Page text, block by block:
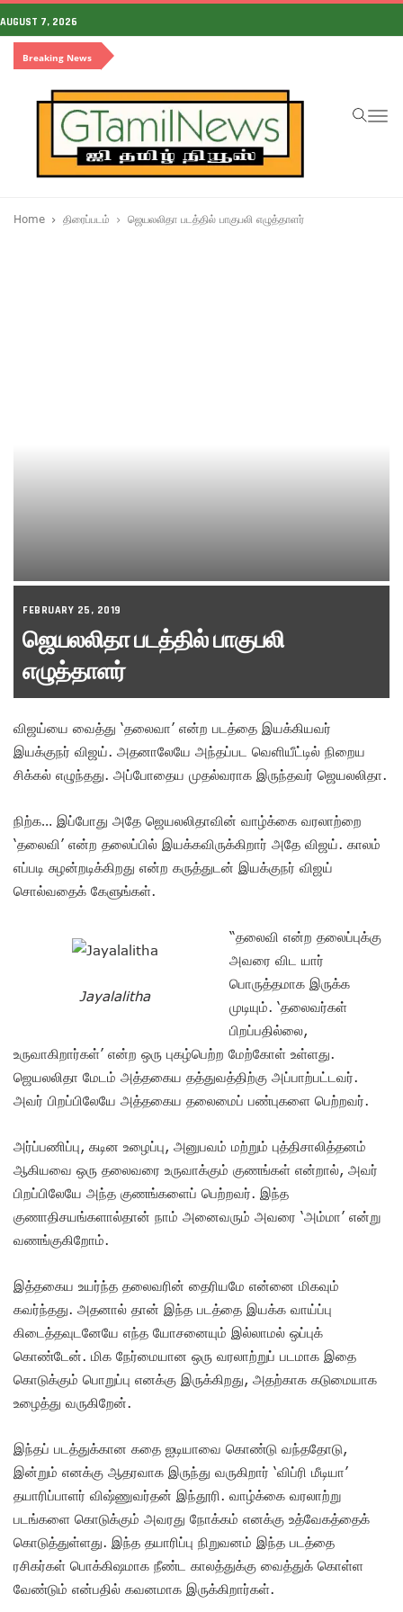
AUGUST 7, 2026
Breaking News
Home திரைப்படம் ஜெயலலிதா படத்தில் பாகுபலி எழுத்தாளர்
FEBRUARY 25, 2019
ஜெயலலிதா படத்தில் பாகுபலி
எழுத்தாளர்
விஜய்யை வைத்து ‘தலைவா’ என்ற படத்தை இயக்கியவர்
இயக்குநர் விஜய். அதனாலேயே அந்தப்பட வெளியீட்டில் நிறைய
சிக்கல் எழுந்தது. அப்போதைய முதல்வராக இருந்தவர் ஜெயலலிதா.
நிற்க… இப்போது அதே ஜெயலலிதாவின் வாழ்க்கை வரலாற்றை
‘தலைவி’ என்ற தலைப்பில் இயக்கவிருக்கிறார் அதே விஜய். காலம்
எப்படி சுழன்றடிக்கிறது என்ற கருத்துடன் இயக்குநர் விஜய்
சொல்வதைக் கேளுங்கள்.
Jayalalitha
“தலைவி என்ற தலைப்புக்கு
அவரை விட யார்
பொருத்தமாக இருக்க
முடியும். ‘தலைவர்கள்
பிறப்பதில்லை,
உருவாகிறார்கள்’ என்ற ஒரு புகழ்பெற்ற மேற்கோள் உள்ளது.
ஜெயலலிதா மேடம் அத்தகைய தத்துவத்திற்கு அப்பாற்பட்டவர்.
அவர் பிறப்பிலேயே அத்தகைய தலைமைப் பண்புகளை பெற்றவர்.
அர்ப்பணிப்பு, கடின உழைப்பு, அனுபவம் மற்றும் புத்திசாலித்தனம்
ஆகியவை ஒரு தலைவரை உருவாக்கும் குணங்கள் என்றால், அவர்
பிறப்பிலேயே அந்த குணங்களைப் பெற்றவர். இந்த
குணாதிசயங்களால்தான் நாம் அனைவரும் அவரை ‘அம்மா’ என்று
வணங்குகிறோம்.
இத்தகைய உயர்ந்த தலைவரின் தைரியமே என்னை மிகவும்
கவர்ந்தது. அதனால் தான் இந்த படத்தை இயக்க வாய்ப்பு
கிடைத்தவுடனேயே எந்த யோசனையும் இல்லாமல் ஒப்புக்
கொண்டேன். மிக நேர்மையான ஒரு வரலாற்றுப் படமாக இதை
கொடுக்கும் பொறுப்பு எனக்கு இருக்கிறது, அதற்காக கடுமையாக
உழைத்து வருகிறேன்.
இந்தப் படத்துக்கான கதை ஐடியாவை கொண்டு வந்ததோடு,
இன்றும் எனக்கு ஆதரவாக இருந்து வருகிறார் ‘விப்ரி மீடியா’
தயாரிப்பாளர் விஷ்ணுவர்தன் இந்தூரி. வாழ்க்கை வரலாற்று
படங்களை கொடுக்கும் அவரது நோக்கம் எனக்கு உத்வேகத்தைக்
கொடுத்துள்ளது. இந்த தயாரிப்பு நிறுவனம் இந்த படத்தை
ரசிகர்கள் பொக்கிஷமாக நீண்ட காலத்துக்கு வைத்துக் கொள்ள
வேண்டும் என்பதில் கவனமாக இருக்கிறார்கள்.